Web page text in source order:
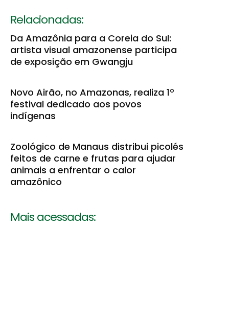
Relacionadas:
Da Amazônia para a Coreia do Sul:
artista visual amazonense participa
de exposição em Gwangju
Novo Airão, no Amazonas, realiza 1º
festival dedicado aos povos
indígenas
Zoológico de Manaus distribui picolés
feitos de carne e frutas para ajudar
animais a enfrentar o calor
amazônico
Mais acessadas: